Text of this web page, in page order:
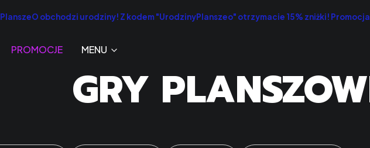
PlanszeO obchodzi urodziny! Z kodem "UrodzinyPlanszeo" otrzymacie 15% zniżki!
PROMOCJE MENU
GRY